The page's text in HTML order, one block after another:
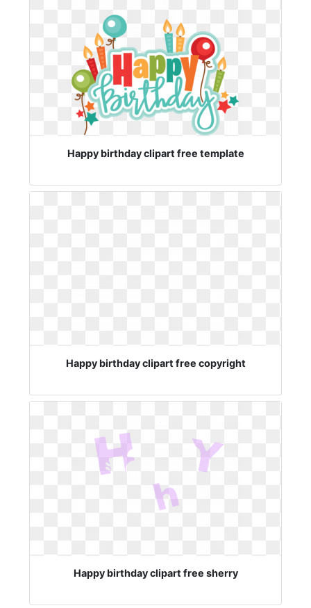
Happy birthday clipart free template
Happy birthday clipart free copyright
Happy birthday clipart free sherry